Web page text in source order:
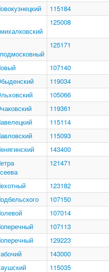
115184
125008
125171
107140
119034
105066
119361
115114
115093
143400
121471
123182
107150
107014
107113
129223
143000
115035